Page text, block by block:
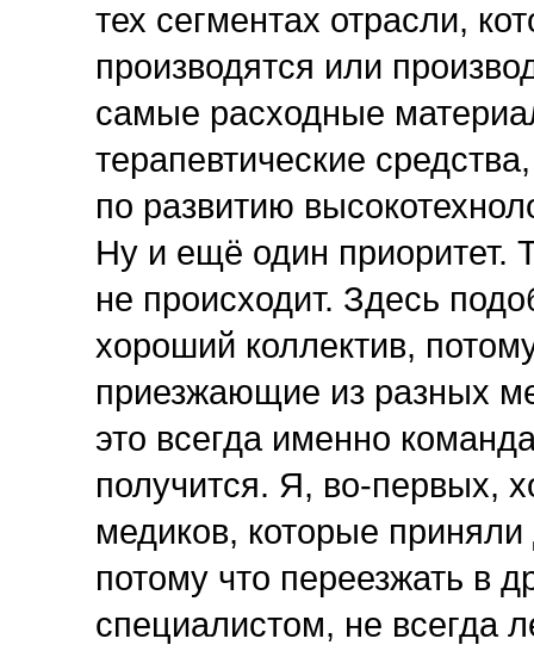
тех сегментах отрасли,
производятся или
самые расходные
терапевтические
по развитию
Ну и ещё один приоритет.
не происходит. Здесь
хороший коллектив,
приезжающие из разных
это всегда именно
получится. Я, во-первых,
медиков, которые
потому что переезжать в
специалистом, не всегда